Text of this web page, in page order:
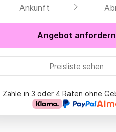
Ankunft
Angebot anfordern
Preisliste sehen
Zahle in 3 oder 4 Raten ohne